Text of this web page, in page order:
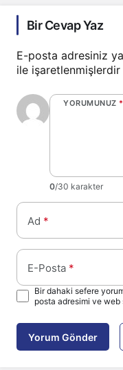
Bir Cevap Yaz
E-posta adresiniz
ile işaretlenmişlerdir
YORUMUNUZ *
0/30 karakter
Ad *
E-Posta *
Bir dahaki sefere
posta adresimi ve web
Yorum Gönder